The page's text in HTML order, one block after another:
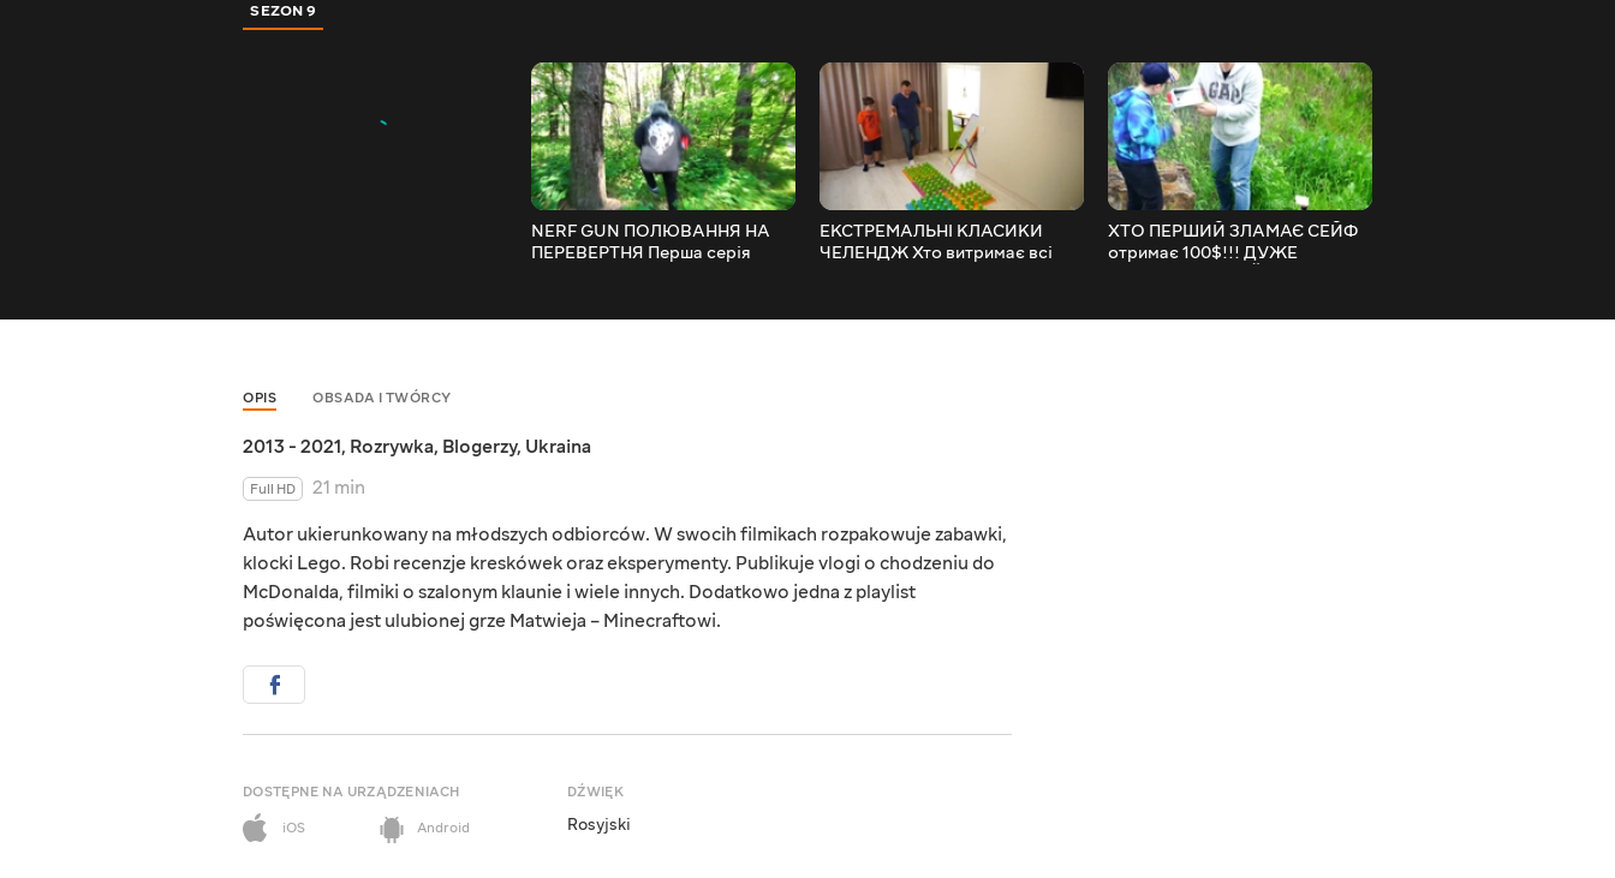
SEZON 9
NERF GUN ПОЛЮВАННЯ НА
ПЕРЕВЕРТНЯ Перша серія
ЕКСТРЕМАЛЬНІ КЛАСИКИ
ЧЕЛЕНДЖ Хто витримає всі
ХТО ПЕРШИЙ ЗЛАМАЄ СЕЙФ
отримає 100$!!! ДУЖЕ
OPIS OBSADA I TWÓRCY
2013 - 2021, Rozrywka, Blogerzy, Ukraina
Full HD
21 min
Autor ukierunkowany na młodszych odbiorców. W swocih filmikach rozpakowuje zabawki,
klocki Lego. Robi recenzje kreskówek oraz eksperymenty. Publikuje vlogi o chodzeniu do
McDonalda, filmiki o szalonym klaunie i wiele innych. Dodatkowo jedna z playlist
poświęcona jest ulubionej grze Matwieja – Minecraftowi.
DOSTĘPNE NA URZĄDZENIACH
iOS
Android
DŹWIĘK
Rosyjski